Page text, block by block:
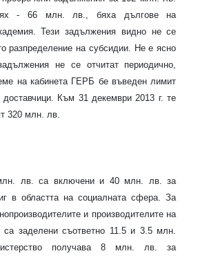
- 66 млн. лв., бяха дългове на
Тези задължения видно не се
разпределение на субсидии. Не е ясно
не се отчитат периодично,
на кабинета ГЕРБ бе въведен лимит
Към 31 декември 2013 г. те
320 млн. лв.
лв. са включени и 40 млн. лв. за
в областта на социалната сфера. За
и производителите на
са заделени съответно 11.5 и 3.5 млн.
получава 8 млн. лв. за